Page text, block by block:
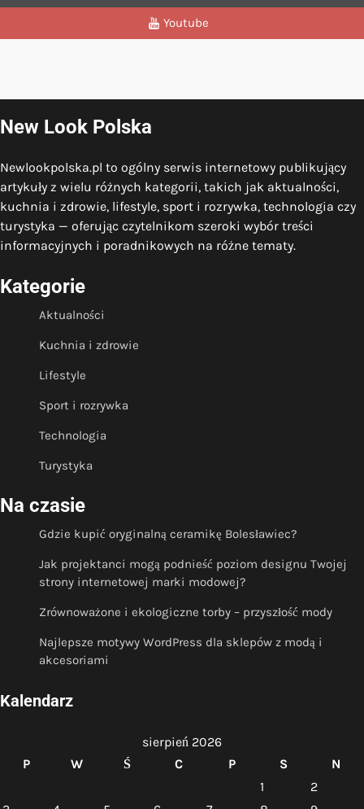
Youtube
New Look Polska
Newlookpolska.pl to ogólny serwis internetowy publikujący
artykuły z wielu różnych kategorii, takich jak aktualności,
kuchnia i zdrowie, lifestyle, sport i rozrywka, technologia czy
turystyka — oferując czytelnikom szeroki wybór treści
informacyjnych i poradnikowych na różne tematy.
Kategorie
Aktualności
Kuchnia i zdrowie
Lifestyle
Sport i rozrywka
Technologia
Turystyka
Na czasie
Gdzie kupić oryginalną ceramikę Bolesławiec?
Jak projektanci mogą podnieść poziom designu Twojej
strony internetowej marki modowej?
Zrównoważone i ekologiczne torby – przyszłość mody
Najlepsze motywy WordPress dla sklepów z modą i
akcesoriami
Kalendarz
sierpień 2026
P
W Ś C P S
N
1
2